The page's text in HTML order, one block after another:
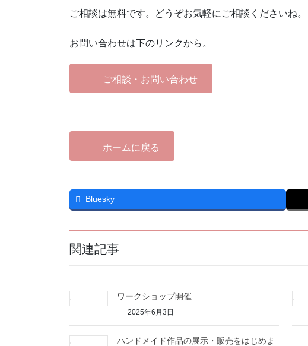
ご相談は無料です。どうぞお気軽にご相談くださいね。
お問い合わせは下のリンクから。
ご相談・お問い合わせ
ホームに戻る
Bluesky
関連記事
ワークショップ開催
2025年6月3日
ハンドメイド作品の展示・販売をはじめま